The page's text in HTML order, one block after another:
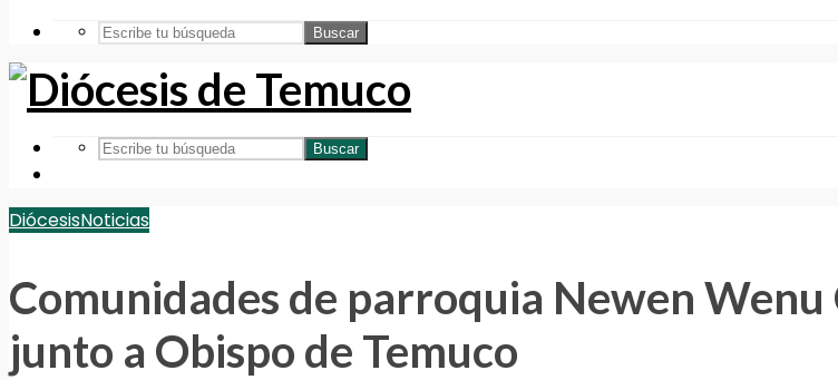
Buscar
Buscar
DiócesisNoticias
Comunidades de parroquia Newen
junto a Obispo de Temuco